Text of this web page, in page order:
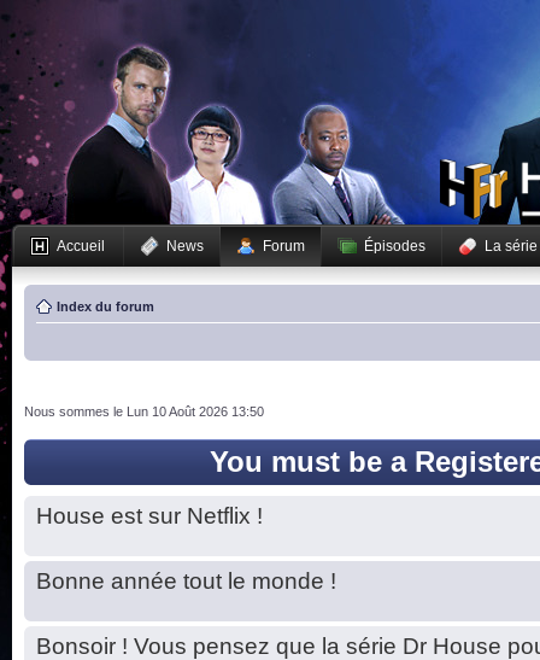
Accueil News Forum Épisodes La série
Index du forum
Nous sommes le Lun 10 Août 2026 13:50
You must be a
House est sur Netflix !
Bonne année tout le monde !
Bonsoir ! Vous pensez que la série Dr House